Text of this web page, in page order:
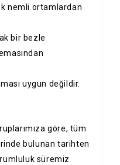
nemli ortamlardan
bir bezle
uygun değildir.
göre, tüm
bulunan tarihten
süremiz